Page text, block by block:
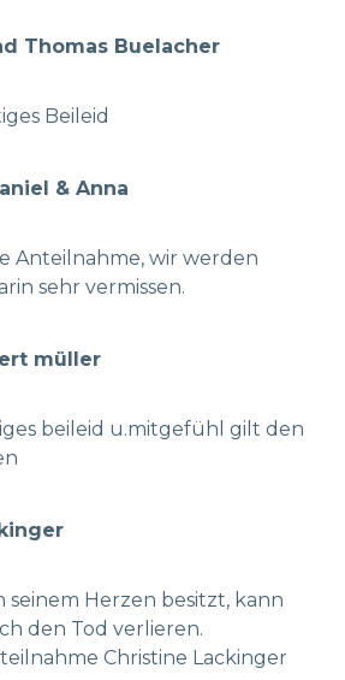
Thomas Buelacher
Beileid
& Anna
Anteilnahme, wir werden
sehr vermissen.
müller
beileid u.mitgefühl gilt den
seinem Herzen besitzt, kann
den Tod verlieren.
Christine Lackinger